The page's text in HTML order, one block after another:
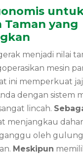
Taman yang
menjadi nilai
mesin
ini memperkuat
dengan sistem
lincah.
menjangkau
oleh
Meskipun